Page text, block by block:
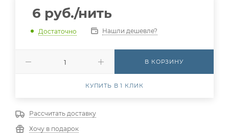
6 руб./нить
Достаточно Нашли дешевле?
В КОРЗИНУ
КУПИТЬ В 1 КЛИК
Рассчитать доставку
Хочу в подарок